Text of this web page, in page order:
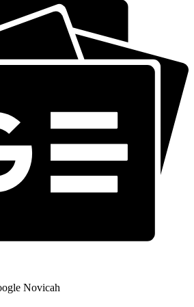
Novicah